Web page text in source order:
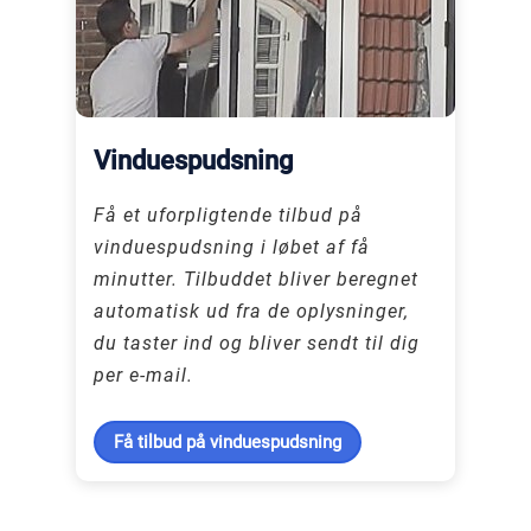
Vinduespudsning
Få et uforpligtende tilbud på
vinduespudsning i løbet af få
minutter. Tilbuddet bliver beregnet
automatisk ud fra de oplysninger,
du taster ind og bliver sendt til dig
per e-mail.
Få tilbud på vinduespudsning